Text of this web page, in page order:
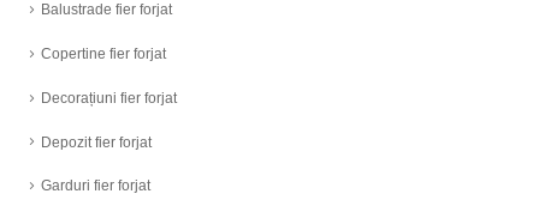
Balustrade fier forjat
Copertine fier forjat
Decorațiuni fier forjat
Depozit fier forjat
Garduri fier forjat